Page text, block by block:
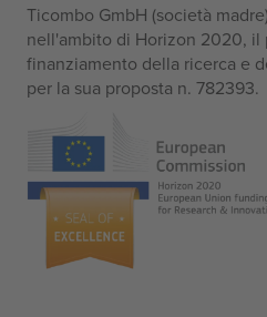
Ticombo GmbH (società
nell'ambito di Horizon 2020, il
finanziamento della ricerca e
per la sua proposta n. 782393.